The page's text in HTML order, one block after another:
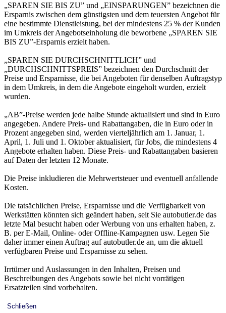
„SPAREN SIE BIS ZU” und „EINSPARUNGEN” bezeichnen die
Ersparnis zwischen dem günstigsten und dem teuersten Angebot für
eine bestimmte Dienstleistung, bei der mindestens 25 % der Kunden
im Umkreis der Angebotseinholung die beworbene „SPAREN SIE
BIS ZU”-Ersparnis erzielt haben.
„SPAREN SIE DURCHSCHNITTLICH” und
„DURCHSCHNITTSPREIS” bezeichnen den Durchschnitt der
Preise und Ersparnisse, die bei Angeboten für denselben Auftragstyp
in dem Umkreis, in dem die Angebote eingeholt wurden, erzielt
wurden.
„AB”-Preise werden jede halbe Stunde aktualisiert und sind in Euro
angegeben. Andere Preis- und Rabattangaben, die in Euro oder in
Prozent angegeben sind, werden vierteljährlich am 1. Januar, 1.
April, 1. Juli und 1. Oktober aktualisiert, für Jobs, die mindestens 4
Angebote erhalten haben. Diese Preis- und Rabattangaben basieren
auf Daten der letzten 12 Monate.
Die Preise inkludieren die Mehrwertsteuer und eventuell anfallende
Kosten.
Die tatsächlichen Preise, Ersparnisse und die Verfügbarkeit von
Werkstätten könnten sich geändert haben, seit Sie autobutler.de das
letzte Mal besucht haben oder Werbung von uns erhalten haben, z.
B. per E-Mail, Online- oder Offline-Kampagnen usw. Legen Sie
daher immer einen Auftrag auf autobutler.de an, um die aktuell
verfügbaren Preise und Ersparnisse zu sehen.
Irrtümer und Auslassungen in den Inhalten, Preisen und
Beschreibungen des Angebots sowie bei nicht vorrätigen
Ersatzteilen sind vorbehalten.
Schließen